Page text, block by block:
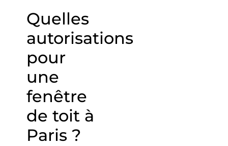
Quelles
autorisations
pour
une
fenêtre
de toit à
Paris ?